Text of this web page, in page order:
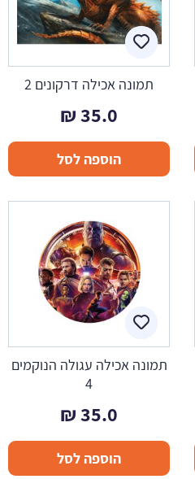
תמונה אכילה דרקונים 2
35.0
₪
הוספה לסל
תמונה אכילה עגולה הנוקמים
4
35.0
₪
הוספה לסל